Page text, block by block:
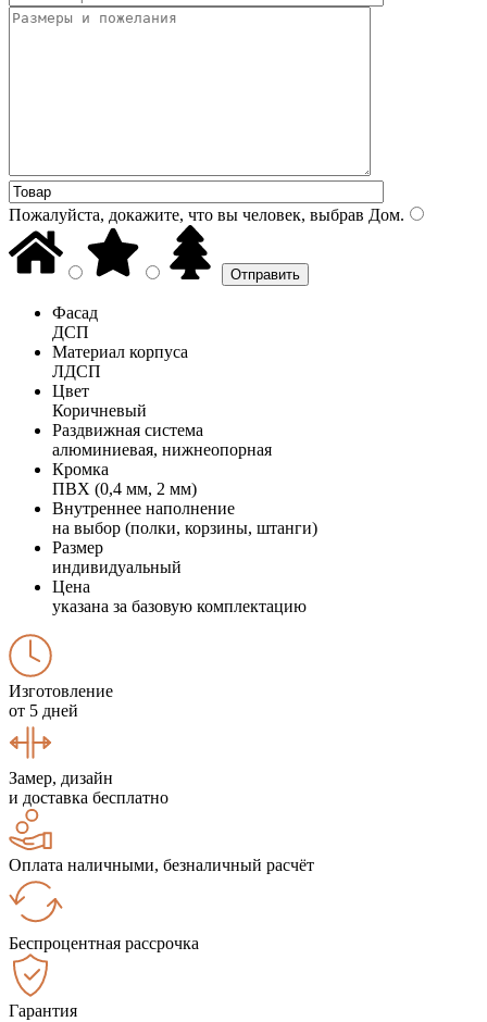
Пожалуйста, докажите, что вы человек, выбрав Дом.
Фасад
ДСП
Материал корпуса
ЛДСП
Цвет
Коричневый
Раздвижная система
алюминиевая, нижнеопорная
Кромка
ПВХ (0,4 мм, 2 мм)
Внутреннее наполнение
на выбор (полки, корзины, штанги)
Размер
индивидуальный
Цена
указана за базовую комплектацию
Изготовление
от 5 дней
Замер, дизайн
и доставка бесплатно
Оплата наличными, безналичный расчёт
Беспроцентная рассрочка
Гарантия